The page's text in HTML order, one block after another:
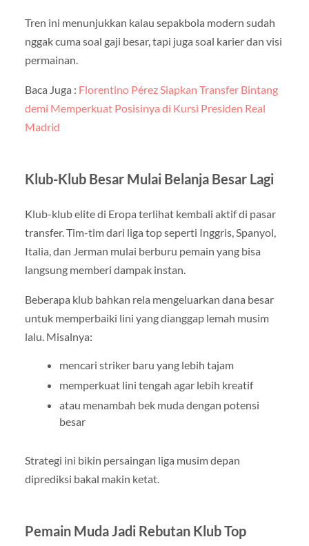
Tren ini menunjukkan kalau sepakbola modern sudah
nggak cuma soal gaji besar, tapi juga soal karier dan visi
permainan.
Baca Juga : Florentino Pérez Siapkan Transfer Bintang
demi Memperkuat Posisinya di Kursi Presiden Real
Madrid
Klub-Klub Besar Mulai Belanja Besar Lagi
Klub-klub elite di Eropa terlihat kembali aktif di pasar
transfer. Tim-tim dari liga top seperti Inggris, Spanyol,
Italia, dan Jerman mulai berburu pemain yang bisa
langsung memberi dampak instan.
Beberapa klub bahkan rela mengeluarkan dana besar
untuk memperbaiki lini yang dianggap lemah musim
lalu. Misalnya:
mencari striker baru yang lebih tajam
memperkuat lini tengah agar lebih kreatif
atau menambah bek muda dengan potensi
besar
Strategi ini bikin persaingan liga musim depan
diprediksi bakal makin ketat.
Pemain Muda Jadi Rebutan Klub Top